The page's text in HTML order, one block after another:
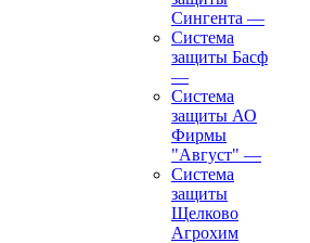
Сингента —
Система
защиты Басф
—
Система
защиты АО
Фирмы
"Август" —
Система
защиты
Щелково
Агрохим